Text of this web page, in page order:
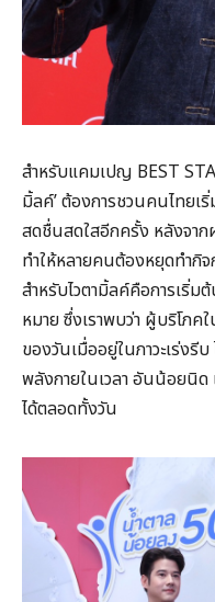
สำหรับแคมเปญ BEST
มิ้ลค์’ ต้องการชวนคนไทย
สดชื่นสดใสอีกครั้ง หลังจา
ทำให้หลายคนต้องหยุดทำกิจ
สำหรับไวตามิ้ลค์คือการเริ่ม
หมาย ซึ่งเราพบว่า ผู้บริโภ
ของวันเมื่ออยู่ในภาวะเร่งรี
พลังกายในเวลา อันน้อยนิ
ได้ตลอดทั้งวัน